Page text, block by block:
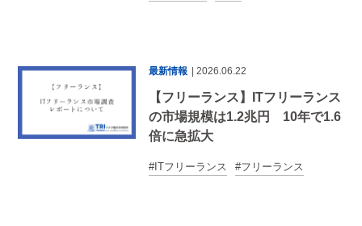
最新情報 | 2026.06.22
【フリーランス】ITフリーランス
の市場規模は1.2兆円 10年で1.6
倍に急拡大
ITフリーランス フリーランス